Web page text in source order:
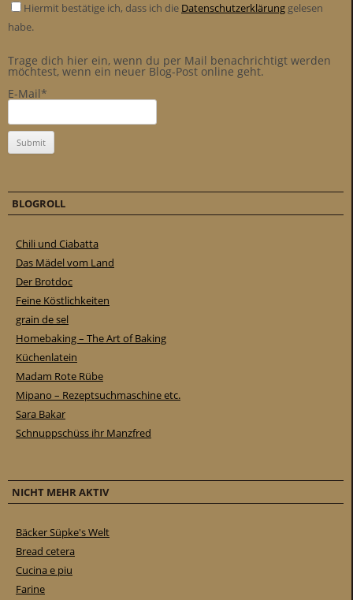
Hiermit bestätige ich, dass ich die Datenschutzerklärung gelesen
habe.
Trage dich hier ein, wenn du per Mail benachrichtigt werden
möchtest, wenn ein neuer Blog-Post online geht.
E-Mail*
BLOGROLL
Chili und Ciabatta
Das Mädel vom Land
Der Brotdoc
Feine Köstlichkeiten
grain de sel
Homebaking – The Art of Baking
Küchenlatein
Madam Rote Rübe
Mipano – Rezeptsuchmaschine etc.
Sara Bakar
Schnuppschüss ihr Manzfred
NICHT MEHR AKTIV
Bäcker Süpke's Welt
Bread cetera
Cucina e piu
Farine